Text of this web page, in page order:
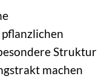
Struktur
machen